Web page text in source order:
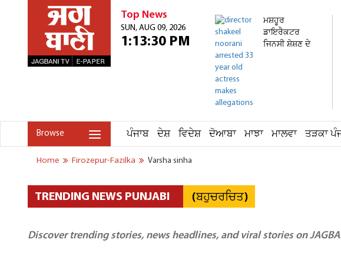
Top News
SUN, AUG 09, 2026
1:13:30 PM
ਮਸ਼ਹੂਰ
ਡਾਇਰੈਕਟਰ
ਜਿਨਸੀ ਸ਼ੋਸ਼ਣ ਦੇ
Browse ਪੰਜਾਬ ਦੇਸ਼ ਵਿਦੇਸ਼ ਦੋਆਬਾ ਮਾਝਾ ਮਾਲਵਾ ਤੜਕਾ
Home Firozepur-Fazilka Varsha sinha
TRENDING NEWS PUNJABI (ਬਹੁਚਰਚਿਤ)
Discover trending stories, news headlines, and viral stories on